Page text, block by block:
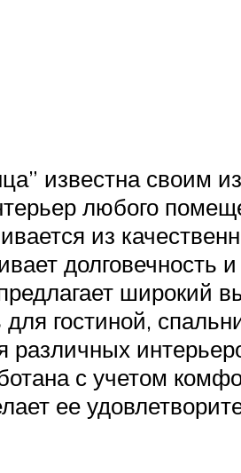
известна своим
любого
из
долговечность
широкий
гостиной,
различных
с учетом
ее